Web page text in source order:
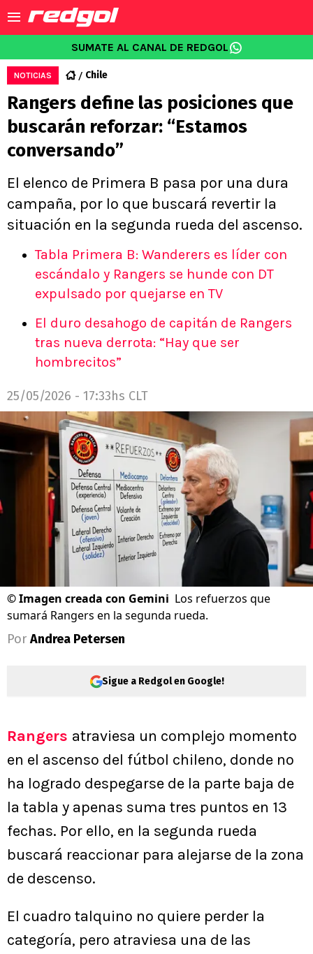
SUMATE AL CANAL DE REDGOL
NOTICIAS Chile
Rangers define las posiciones que
buscarán reforzar: “Estamos
conversando”
El elenco de Primera B pasa por una dura
campaña, por lo que buscará revertir la
situación en la segunda rueda del ascenso.
Tabla Primera B: Wanderers es líder con
escándalo y Rangers se hunde con DT
expulsado por quejarse en TV
El duro desahogo de capitán de Rangers
tras nueva derrota: “Hay que ser
hombrecitos”
25/05/2026 - 17:33hs CLT
©Imagen creada con Gemini Los refuerzos que
sumará Rangers en la segunda rueda.
Por Andrea Petersen
Sigue a Redgol en Google!
Rangers atraviesa un complejo momento
en el ascenso del fútbol chileno, donde no
ha logrado despegarse de la parte baja de
la tabla y apenas suma tres puntos en 13
fechas. Por ello, en la segunda rueda
buscará reaccionar para alejarse de la zona
de descenso.
El cuadro talquino no quiere perder la
categoría, pero atraviesa una de las